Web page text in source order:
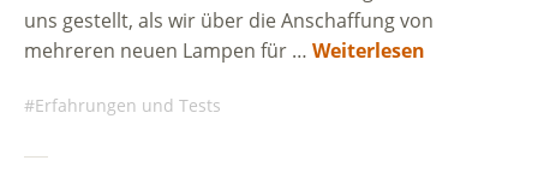
uns gestellt, als wir über die Anschaffung von
mehreren neuen Lampen für … Weiterlesen
Erfahrungen und Tests